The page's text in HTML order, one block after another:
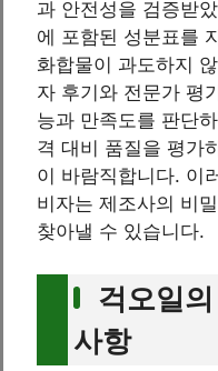
과 안전성을 검증받
에 포함된 성분표를
화합물이 과도하지
자 후기와 전문가 평
능과 만족도를 판단
격 대비 품질을 평가
이 바람직합니다. 이
비자는 제조사의 비
찾아낼 수 있습니다.
걱오일
사항